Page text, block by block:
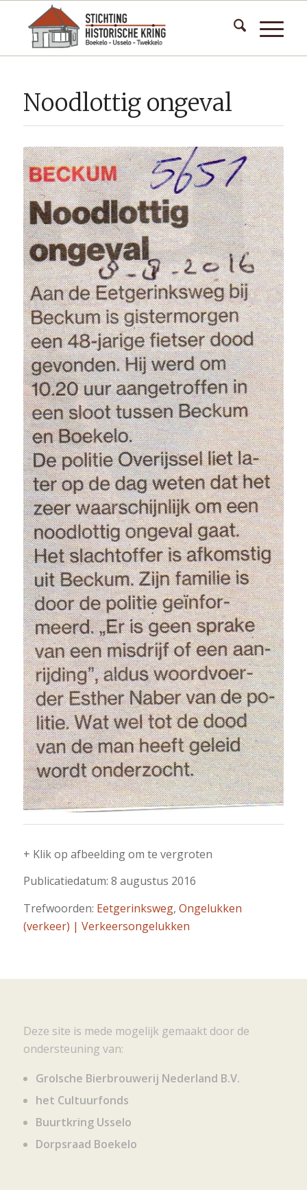
Noodlottig ongeval
+ Klik op afbeelding om te vergroten
Publicatiedatum: 8 augustus 2016
Trefwoorden: Eetgerinksweg, Ongelukken
(verkeer) | Verkeersongelukken
Deze site is mede mogelijk gemaakt door de
ondersteuning van:
Grolsche Bierbrouwerij Nederland B.V.
het Cultuurfonds
Buurtkring Usselo
Dorpsraad Boekelo